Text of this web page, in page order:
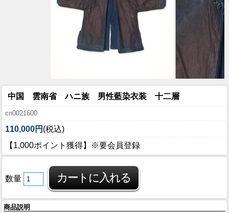
中国 雲南省 ハニ族 男性藍染衣装 十二層
cn0021600
110,000円 (税込)
【1,000ポイント獲得】※要会員登録
数量
商品説明